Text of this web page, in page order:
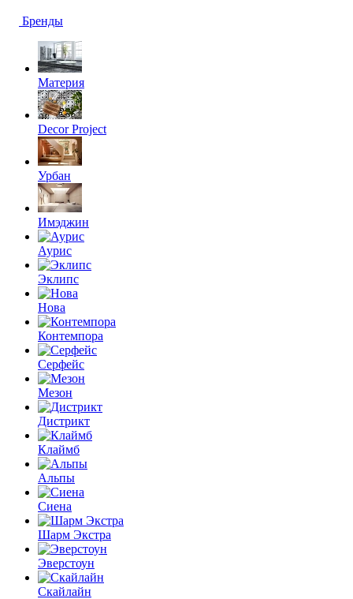
Бренды
Материя
Decor Project
Урбан
Имэджин
Аурис
Эклипс
Нова
Контемпора
Серфейс
Мезон
Дистрикт
Клаймб
Альпы
Сиена
Шарм Экстра
Эверстоун
Скайлайн